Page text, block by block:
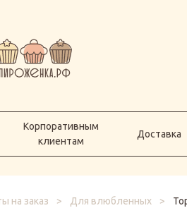
Корпоративным
клиентам
Доставка
на заказ > Для влюбленных >